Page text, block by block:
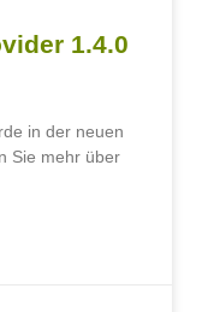
1.4.0
in der neuen
Sie mehr über